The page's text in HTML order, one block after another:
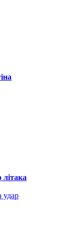
літака
удар